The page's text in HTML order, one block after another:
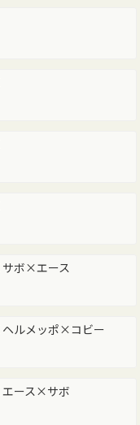
サボ×エース
ヘルメッポ×コビー
エース×サボ